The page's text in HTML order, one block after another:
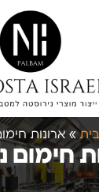
» ארונות
חימום